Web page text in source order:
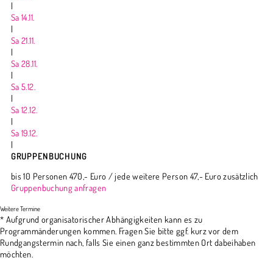
|
Sa 14.11.
|
Sa 21.11.
|
Sa 28.11.
|
Sa 5.12.
|
Sa 12.12.
|
Sa 19.12.
|
GRUPPENBUCHUNG
bis 10 Personen 470,- Euro / jede weitere Person 47,- Euro zusätzlich
Gruppenbuchung anfragen
* Aufgrund organisatorischer Abhängigkeiten kann es zu
Programmänderungen kommen. Fragen Sie bitte ggf. kurz vor dem
Rundgangstermin nach, falls Sie einen ganz bestimmten Ort dabeihaben
möchten.